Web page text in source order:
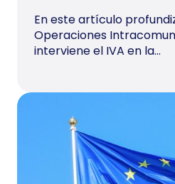
En este artículo
Operaciones
interviene el IVA en la...